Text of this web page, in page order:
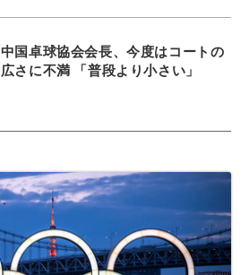
中国卓球協会会長、今度はコートの
広さに不満 「普段より小さい」